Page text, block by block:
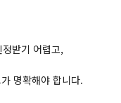
받기 어렵고,
명확해야 합니다.